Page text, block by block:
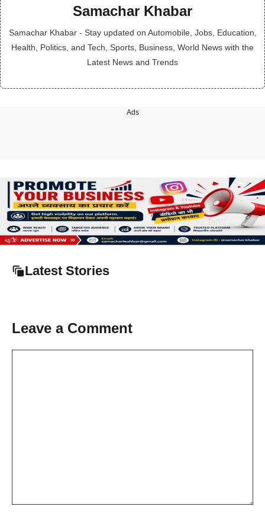
Samachar Khabar
Samachar Khabar - Stay updated on Automobile, Jobs, Education,
Health, Politics, and Tech, Sports, Business, World News with the
Latest News and Trends
Ads
Latest Stories
Leave a Comment